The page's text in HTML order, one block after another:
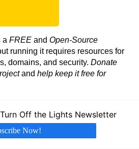
a FREE and Open-Source
running it requires resources for
domains, and security. Donate
and help keep it free for
Off the Lights Newsletter
Now!